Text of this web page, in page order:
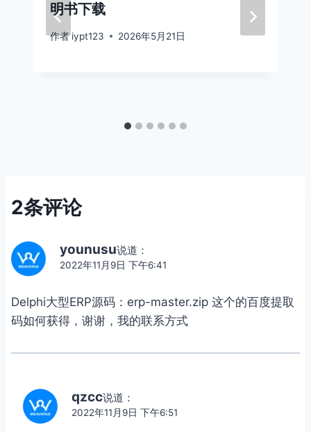
明书下载
作者 iypt123 2026年5月21日
2条评论
younusu说道：
2022年11月9日 下午6:41
Delphi大型ERP源码：erp-master.zip 这个的百度提取
码如何获得，谢谢，我的联系方式
qzcc说道：
2022年11月9日 下午6:51